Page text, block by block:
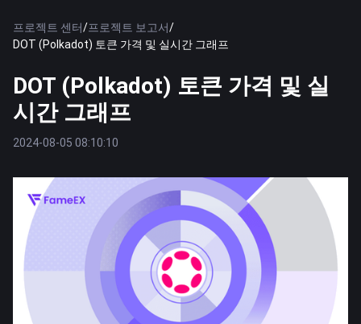
프로젝트 센터/프로젝트 보고서/
DOT (Polkadot) 토큰 가격 및 실시간 그래프
DOT (Polkadot) 토큰 가격 및 실
시간 그래프
2024-08-05 08:10:10